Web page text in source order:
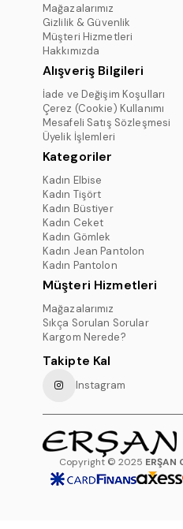
Mağazalarımız
Gizlilik & Güvenlik
Müşteri Hizmetleri
Hakkımızda
Alışveriş Bilgileri
İade ve Değişim Koşulları
Çerez (Cookie) Kullanımı
Mesafeli Satış Sözleşmesi
Üyelik İşlemleri
Kategoriler
Kadın Elbise
Kadın Tişört
Kadın Büstiyer
Kadın Ceket
Kadın Gömlek
Kadın Jean Pantolon
Kadın Pantolon
Müşteri Hizmetleri
Mağazalarımız
Sıkça Sorulan Sorular
Kargom Nerede?
Takipte Kal
Instagram
Copyright © 2025 ERŞAN